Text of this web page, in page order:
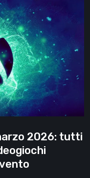
2026: tutti